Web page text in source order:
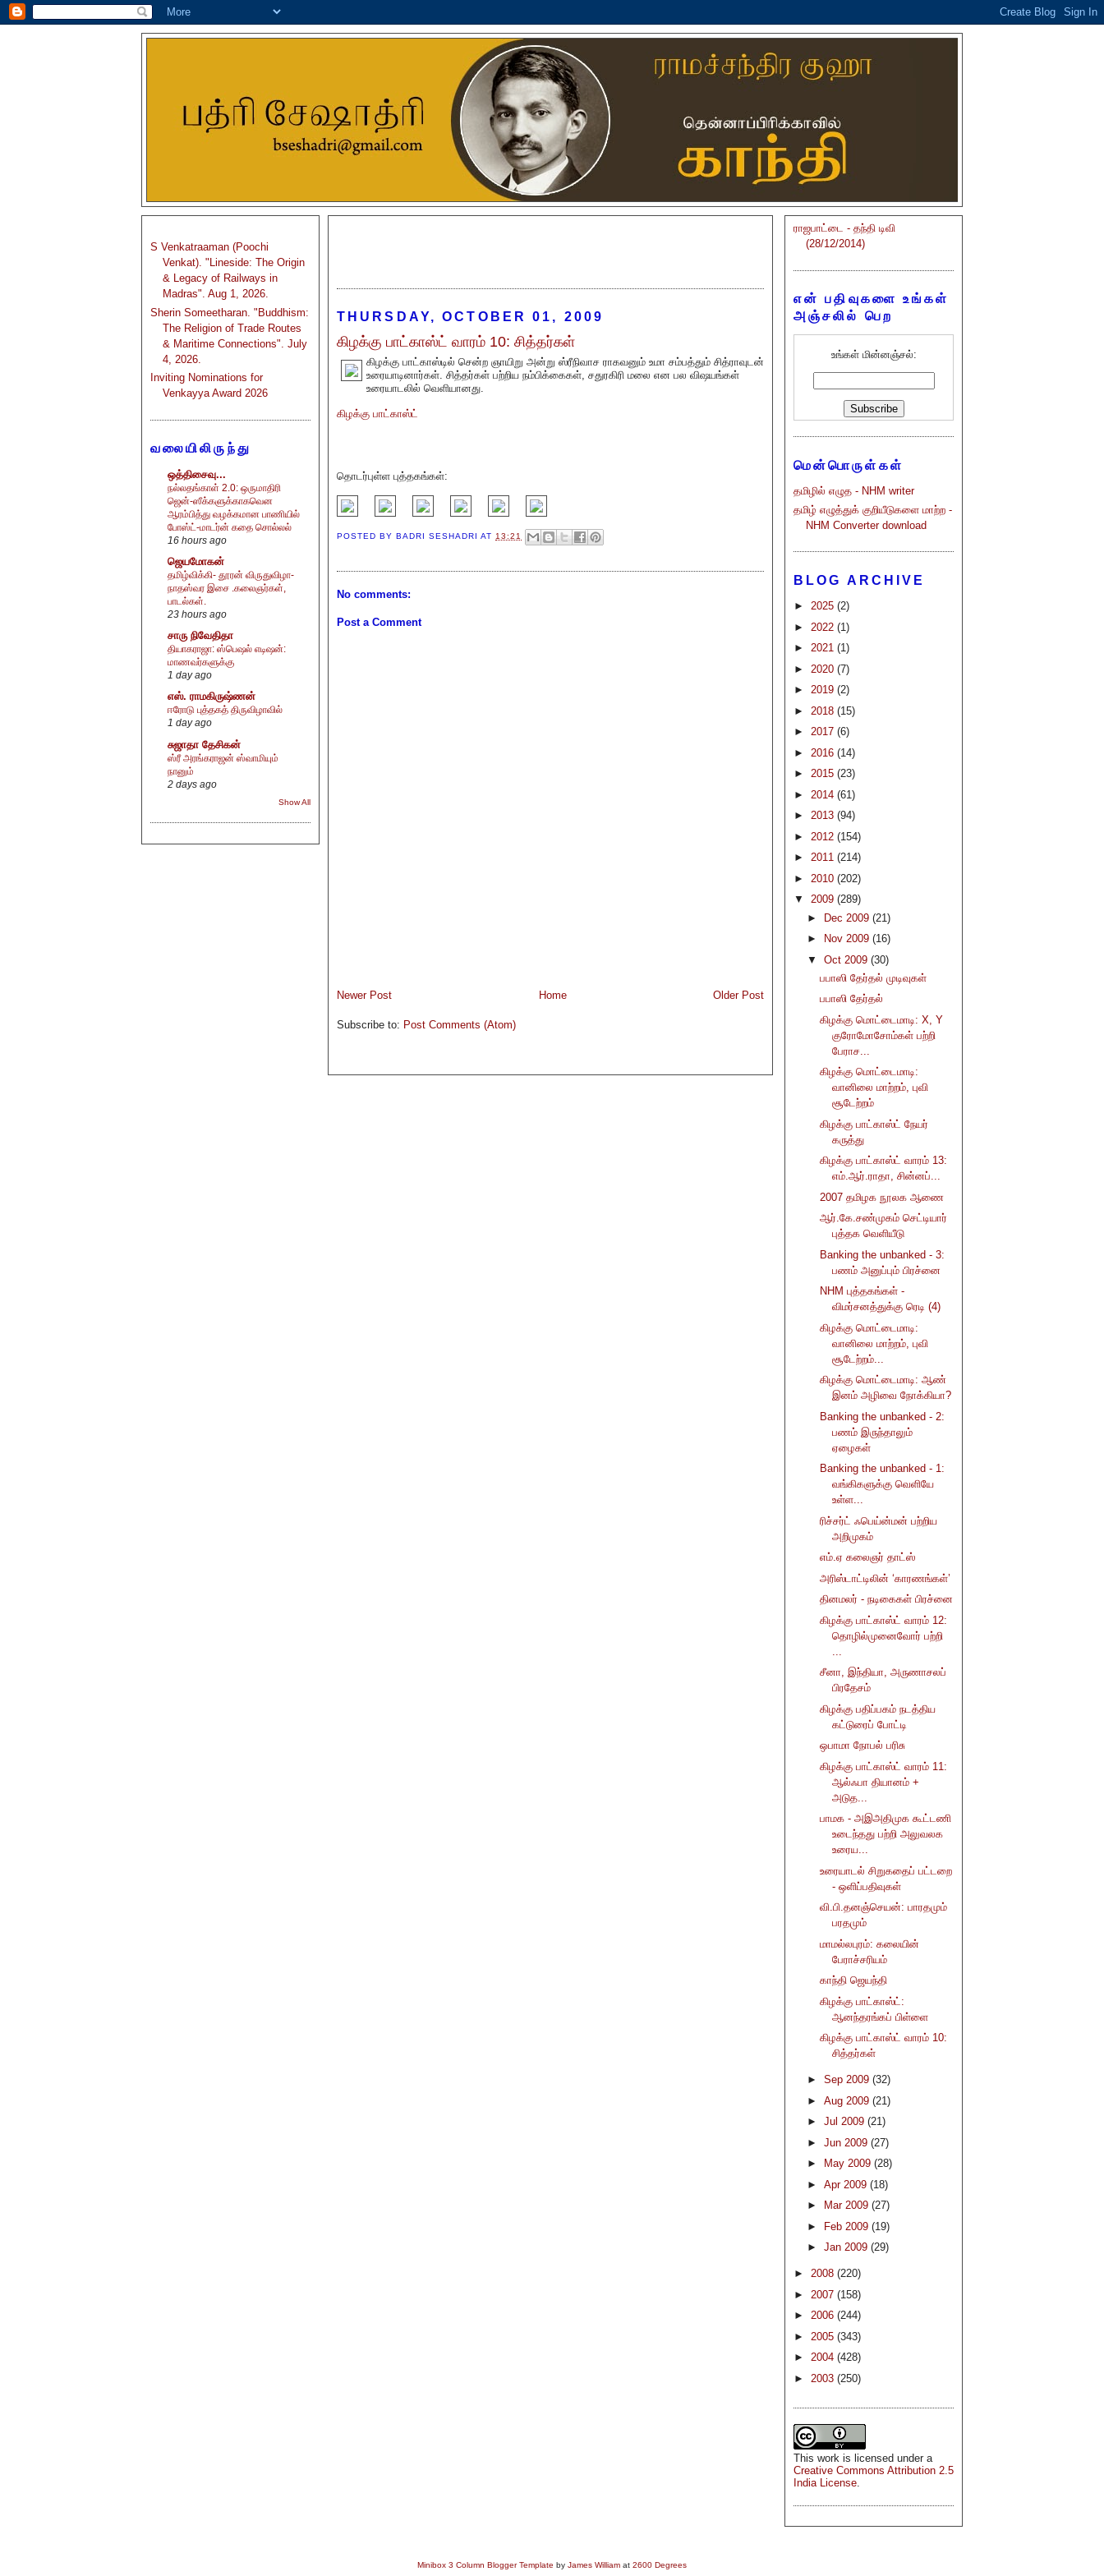
S Venkatraaman (Poochi
Venkat). "Lineside: The Origin
& Legacy of Railways in
Madras". Aug 1, 2026.
Sherin Someetharan. "Buddhism:
The Religion of Trade Routes
& Maritime Connections". July
4, 2026.
Inviting Nominations for
Venkayya Award 2026
வலையிலிருந்து
ஒத்திசைவு...
நல்லதங்காள் 2.0: ஒருமாதிரி
ஜென்-ஸீக்களுக்காகவென
ஆரம்பித்து வழக்கமான பாணியில்
போஸ்ட்-மாடர்ன் கதை சொல்லல்
16 hours ago
ஜெயமோகன்
தமிழ்விக்கி- தூரன் விருதுவிழா-
நாதஸ்வர இசை .கலைஞர்கள்,
பாடல்கள்.
23 hours ago
சாரு நிவேதிதா
தியாகராஜா: ஸ்பெஷல் எடிஷன்:
மாணவர்களுக்கு
1 day ago
எஸ். ராமகிருஷ்ணன்
ஈரோடு புத்தகத் திருவிழாவில்
1 day ago
சுஜாதா தேசிகன்
ஸ்ரீ அரங்கராஜன் ஸ்வாமியும்
நானும்
2 days ago
Show All
THURSDAY, OCTOBER 01, 2009
கிழக்கு பாட்காஸ்ட் வாரம் 10: சித்தர்கள்
கிழக்கு பாட்காஸ்டில் சென்ற ஞாயிறு அன்று ஸ்ரீநிவாச ராகவனும் உமா சம்பத்தும் சித்ராவுடன்
உரையாடினார்கள். சித்தர்கள் பற்றிய நம்பிக்கைகள், சதுரகிரி மலை என பல விஷயங்கள்
உரையாடலில் வெளியானது.
கிழக்கு பாட்காஸ்ட்
தொடர்புள்ள புத்தகங்கள்:
POSTED BY BADRI SESHADRI AT13:21
No comments:
Post a Comment
Newer Post Older Post
Home
Subscribe to: Post Comments (Atom)
ராஜபாட்டை - தந்தி டிவி
(28/12/2014)
என் பதிவுகளை உங்கள்
அஞ்சலில் பெற
உங்கள் மின்னஞ்சல்:
மென்பொருள்கள்
தமிழில் எழுத - NHM writer
தமிழ் எழுத்துக் குறியீடுகளை மாற்ற -
NHM Converter download
BLOG ARCHIVE
► 2025 (2)
► 2022 (1)
► 2021 (1)
► 2020 (7)
► 2019 (2)
► 2018 (15)
► 2017 (6)
► 2016 (14)
► 2015 (23)
► 2014 (61)
► 2013 (94)
► 2012 (154)
► 2011 (214)
► 2010 (202)
▼ 2009 (289)
► Dec 2009 (21)
►
Nov 2009 (16)
▼ Oct 2009 (30)
பபாஸி தேர்தல் முடிவுகள்
பபாஸி தேர்தல்
கிழக்கு மொட்டைமாடி: X, Y
குரோமோசோம்கள் பற்றி
பேராச...
கிழக்கு மொட்டைமாடி:
வானிலை மாற்றம், புவி
சூடேற்றம்
கிழக்கு பாட்காஸ்ட் நேயர்
கருத்து
கிழக்கு பாட்காஸ்ட் வாரம் 13:
எம்.ஆர்.ராதா, சின்னப்...
2007 தமிழக நூலக ஆணை
ஆர்.கே.சண்முகம் செட்டியார்
புத்தக வெளியீடு
Banking the unbanked - 3:
பணம் அனுப்பும் பிரச்னை
NHM புத்தகங்கள் -
விமர்சனத்துக்கு ரெடி (4)
கிழக்கு மொட்டைமாடி:
வானிலை மாற்றம், புவி
சூடேற்றம்...
கிழக்கு மொட்டைமாடி: ஆண்
இனம் அழிவை நோக்கியா?
Banking the unbanked - 2:
பணம் இருந்தாலும்
ஏழைகள்
Banking the unbanked - 1:
வங்கிகளுக்கு வெளியே
உள்ள...
ரிச்சர்ட் ஃபெய்ன்மன் பற்றிய
அறிமுகம்
எம்.ஏ கலைஞர் தாட்ஸ்
அரிஸ்டாட்டிலின் ‘காரணங்கள்’
தினமலர் - நடிகைகள் பிரச்னை
கிழக்கு பாட்காஸ்ட் வாரம் 12:
தொழில்முனைவோர் பற்றி
சீனா, இந்தியா, அருணாசலப்
பிரதேசம்
கிழக்கு பதிப்பகம் நடத்திய
கட்டுரைப் போட்டி
ஒபாமா நோபல் பரிசு
கிழக்கு பாட்காஸ்ட் வாரம் 11:
ஆல்ஃபா தியானம் +
அடுத...
பாமக - அஇஅதிமுக கூட்டணி
உடைந்தது பற்றி அலுவலக
உரைய...
உரையாடல் சிறுகதைப் பட்டறை
- ஒளிப்பதிவுகள்
வி.பி.தனஞ்செயன்: பாரதமும்
பரதமும்
மாமல்லபுரம்: கலையின்
பேராச்சரியம்
காந்தி ஜெயந்தி
கிழக்கு பாட்காஸ்ட்:
ஆனந்தரங்கப் பிள்ளை
கிழக்கு பாட்காஸ்ட் வாரம் 10:
சித்தர்கள்
► Sep 2009 (32)
► Aug 2009 (21)
► Jul 2009 (21)
► Jun 2009 (27)
►
May 2009 (28)
► Apr 2009 (18)
►
Mar 2009 (27)
►
Feb 2009 (19)
► Jan 2009 (29)
► 2008 (220)
► 2007 (158)
► 2006 (244)
► 2005 (343)
► 2004 (428)
► 2003 (250)
This work is licensed under a
Creative Commons Attribution 2.5
India License.
Minibox 3 Column Blogger Template by James William at 2600 Degrees